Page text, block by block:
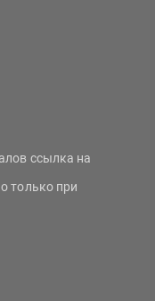
ссылка на
только при